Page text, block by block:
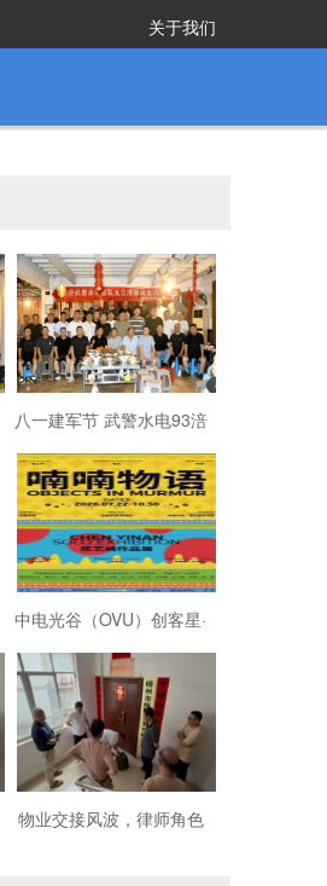
关于我们
八一建军节 武警水电93涪
陵战友欢聚磐石玉寨赓续
军旅初心
中电光谷（OVU）创客星·
成都芯谷人工智能OPC社
区“芯创社”正
物业交接风波，律师角色